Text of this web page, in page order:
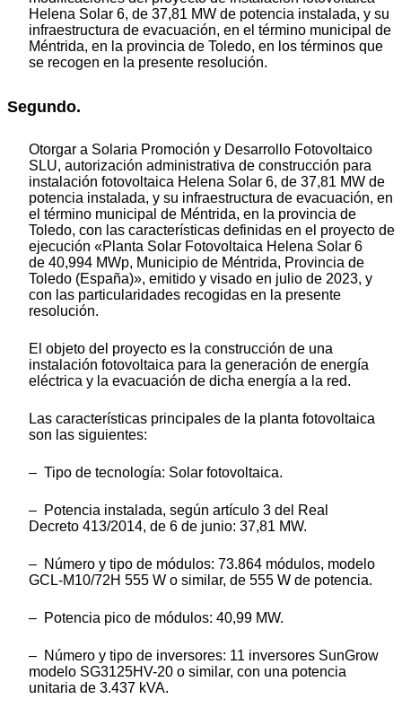
Helena Solar 6, de 37,81 MW de potencia instalada, y su
infraestructura de evacuación, en el término municipal de
Méntrida, en la provincia de Toledo, en los términos que
se recogen en la presente resolución.
Segundo.
Otorgar a Solaria Promoción y Desarrollo Fotovoltaico
SLU, autorización administrativa de construcción para
instalación fotovoltaica Helena Solar 6, de 37,81 MW de
potencia instalada, y su infraestructura de evacuación, en
el término municipal de Méntrida, en la provincia de
Toledo, con las características definidas en el proyecto de
ejecución «Planta Solar Fotovoltaica Helena Solar 6
de 40,994 MWp, Municipio de Méntrida, Provincia de
Toledo (España)», emitido y visado en julio de 2023, y
con las particularidades recogidas en la presente
resolución.
El objeto del proyecto es la construcción de una
instalación fotovoltaica para la generación de energía
eléctrica y la evacuación de dicha energía a la red.
Las características principales de la planta fotovoltaica
son las siguientes:
– Tipo de tecnología: Solar fotovoltaica.
– Potencia instalada, según artículo 3 del Real
Decreto 413/2014, de 6 de junio: 37,81 MW.
– Número y tipo de módulos: 73.864 módulos, modelo
GCL-M10/72H 555 W o similar, de 555 W de potencia.
– Potencia pico de módulos: 40,99 MW.
– Número y tipo de inversores: 11 inversores SunGrow
modelo SG3125HV-20 o similar, con una potencia
unitaria de 3.437 kVA.